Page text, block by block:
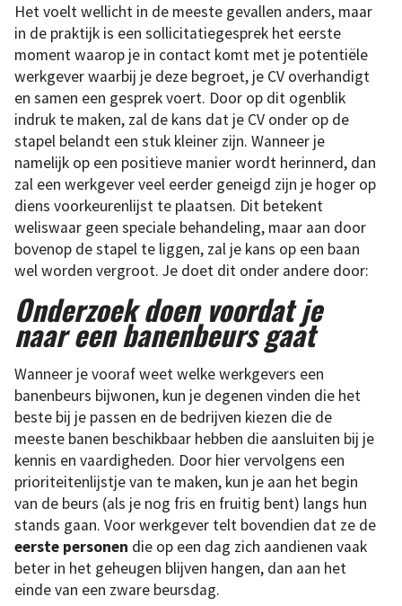
Het voelt wellicht in de meeste gevallen anders, maar
in de praktijk is een sollicitatiegesprek het eerste
moment waarop je in contact komt met je potentiële
werkgever waarbij je deze begroet, je CV overhandigt
en samen een gesprek voert. Door op dit ogenblik
indruk te maken, zal de kans dat je CV onder op de
stapel belandt een stuk kleiner zijn. Wanneer je
namelijk op een positieve manier wordt herinnerd, dan
zal een werkgever veel eerder geneigd zijn je hoger op
diens voorkeurenlijst te plaatsen. Dit betekent
weliswaar geen speciale behandeling, maar aan door
bovenop de stapel te liggen, zal je kans op een baan
wel worden vergroot. Je doet dit onder andere door:
Onderzoek doen voordat je
naar een banenbeurs gaat
Wanneer je vooraf weet welke werkgevers een
banenbeurs bijwonen, kun je degenen vinden die het
beste bij je passen en de bedrijven kiezen die de
meeste banen beschikbaar hebben die aansluiten bij je
kennis en vaardigheden. Door hier vervolgens een
prioriteitenlijstje van te maken, kun je aan het begin
van de beurs (als je nog fris en fruitig bent) langs hun
stands gaan. Voor werkgever telt bovendien dat ze de
eerste personen die op een dag zich aandienen vaak
beter in het geheugen blijven hangen, dan aan het
einde van een zware beursdag.